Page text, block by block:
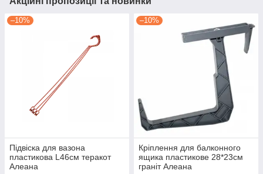
–10%
Підвіска для вазона
пластикова L46см теракот
Алеана
–10%
Кріплення для балконного
ящика пластикове 28*23см
граніт Алеана